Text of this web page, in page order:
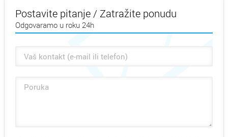
Postavite pitanje / Zatražite ponudu
Odgovaramo u roku 24h